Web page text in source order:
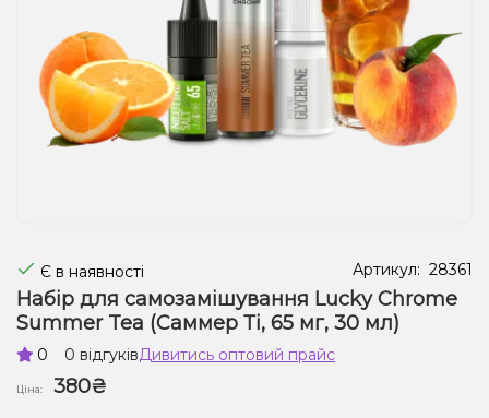
Рідини для електронних сигарет
Подарункові набори
Уцінка
Є в наявності Артикул: 28361
Набір для самозамішування Lucky Chrome
Summer Tea (Саммер Ті, 65 мг, 30 мл)
0 0 відгуківДивитись оптовий прайс
Ціна:
380₴